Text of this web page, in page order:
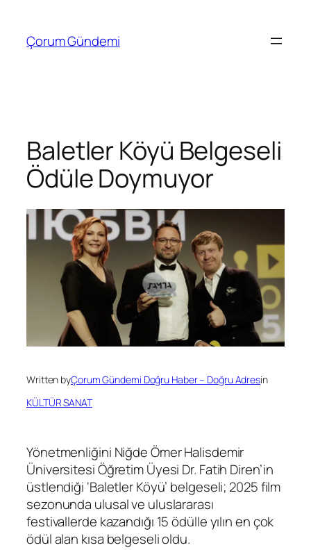
Çorum Gündemi
Baletler Köyü Belgeseli
Ödüle Doymuyor
Written byÇorum Gündemi Doğru Haber – Doğru Adresin
KÜLTÜR SANAT
Yönetmenliğini Niğde Ömer Halisdemir
Üniversitesi Öğretim Üyesi Dr. Fatih Diren’in
üstlendiği ‘Baletler Köyü’ belgeseli; 2025 film
sezonunda ulusal ve uluslararası
festivallerde kazandığı 15 ödülle yılın en çok
ödül alan kısa belgeseli oldu.